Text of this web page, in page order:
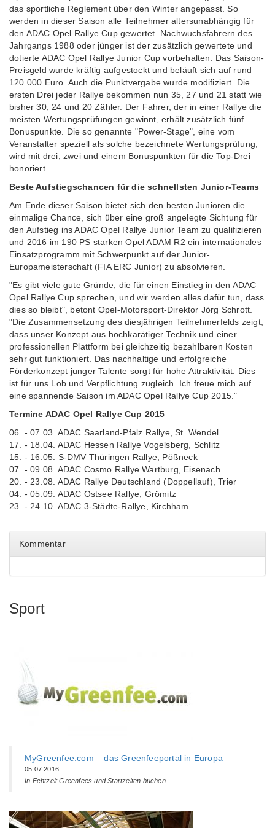
das sportliche Reglement über den Winter angepasst. So
werden in dieser Saison alle Teilnehmer altersunabhängig für
den ADAC Opel Rallye Cup gewertet. Nachwuchsfahrern des
Jahrgangs 1988 oder jünger ist der zusätzlich gewertete und
dotierte ADAC Opel Rallye Junior Cup vorbehalten. Das Saison-
Preisgeld wurde kräftig aufgestockt und beläuft sich auf rund
120.000 Euro. Auch die Punktvergabe wurde modifiziert. Die
ersten Drei jeder Rallye bekommen nun 35, 27 und 21 statt wie
bisher 30, 24 und 20 Zähler. Der Fahrer, der in einer Rallye die
meisten Wertungsprüfungen gewinnt, erhält zusätzlich fünf
Bonuspunkte. Die so genannte "Power-Stage", eine vom
Veranstalter speziell als solche bezeichnete Wertungsprüfung,
wird mit drei, zwei und einem Bonuspunkten für die Top-Drei
honoriert.
Beste Aufstiegschancen für die schnellsten Junior-Teams
Am Ende dieser Saison bietet sich den besten Junioren die
einmalige Chance, sich über eine groß angelegte Sichtung für
den Aufstieg ins ADAC Opel Rallye Junior Team zu qualifizieren
und 2016 im 190 PS starken Opel ADAM R2 ein internationales
Einsatzprogramm mit Schwerpunkt auf der Junior-
Europameisterschaft (FIA ERC Junior) zu absolvieren.
"Es gibt viele gute Gründe, die für einen Einstieg in den ADAC
Opel Rallye Cup sprechen, und wir werden alles dafür tun, dass
dies so bleibt", betont Opel-Motorsport-Direktor Jörg Schrott.
"Die Zusammensetzung des diesjährigen Teilnehmerfelds zeigt,
dass unser Konzept aus hochkarätiger Technik und einer
professionellen Plattform bei gleichzeitig bezahlbaren Kosten
sehr gut funktioniert. Das nachhaltige und erfolgreiche
Förderkonzept junger Talente sorgt für hohe Attraktivität. Dies
ist für uns Lob und Verpflichtung zugleich. Ich freue mich auf
eine spannende Saison im ADAC Opel Rallye Cup 2015."
Termine ADAC Opel Rallye Cup 2015
06. - 07.03. ADAC Saarland-Pfalz Rallye, St. Wendel
17. - 18.04. ADAC Hessen Rallye Vogelsberg, Schlitz
15. - 16.05. S-DMV Thüringen Rallye, Pößneck
07. - 09.08. ADAC Cosmo Rallye Wartburg, Eisenach
20. - 23.08. ADAC Rallye Deutschland (Doppellauf), Trier
04. - 05.09. ADAC Ostsee Rallye, Grömitz
23. - 24.10. ADAC 3-Städte-Rallye, Kirchham
Kommentar
Sport
MyGreenfee.com – das Greenfeeportal in Europa
05.07.2016
In Echtzeit Greenfees und Startzeiten buchen